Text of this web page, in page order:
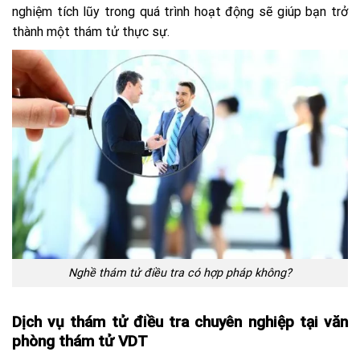
nghiệm tích lũy trong quá trình hoạt động sẽ giúp bạn trở
thành một thám tử thực sự.
Nghề thám tử điều tra có hợp pháp không?
Dịch vụ thám tử điều tra chuyên nghiệp tại văn
phòng thám tử VDT